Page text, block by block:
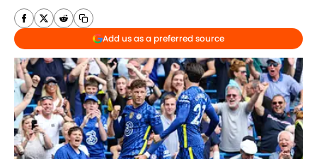
Add us as a preferred source